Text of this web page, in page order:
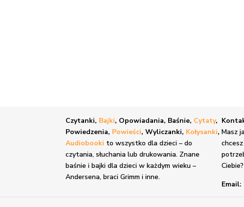
Czytanki, Bajki, Opowiadania, Baśnie, Cytaty,
Powiedzenia, Powieści, Wyliczanki, Kołysanki,
Audiobooki to wszystko dla dzieci – do
czytania, słuchania lub drukowania. Znane
baśnie i bajki dla dzieci w każdym wieku –
Andersena, braci Grimm i inne.
Masz
Email: